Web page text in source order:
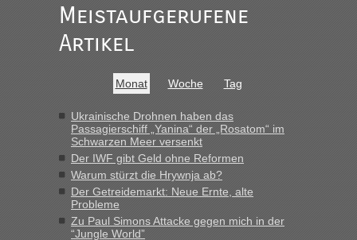
Verdacht.“
inRecht, Visa und Dokumente • Re: Seit Anfang des
Milliarden aufgedeckt
und du nicht damit handeln willst. So lange das nicht
Originalverpackt ist und ersichlich das nicht neu sollte es
keine Probleme geben“
Recht, Visa und Dokumente • Deklaration
gebrauchter Kleidung beim Zoll
„Hallo Leute, ich weiß nicht, ob ich hier richtig bin mit meiner
Anfrage. Ich möchte 4 Umzugskartons mit gebrauchter
Meistaufgerufene
Artikel
Monat Woche Tag
Ukrainische Drohnen haben das
Passagierschiff „Yanina“ der „Rosatom“ im
Schwarzen Meer versenkt
Der IWF gibt Geld ohne Reformen
Warum stürzt die Hrywnja ab?
Der Getreidemarkt: Neue Ernte, alte
Probleme
Zu Paul Simons Attacke gegen mich in der
“Jungle World”